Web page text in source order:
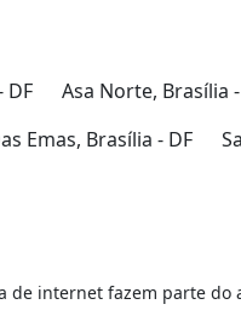
DF Asa Norte, Brasília
Emas, Brasília - DF
de internet fazem parte